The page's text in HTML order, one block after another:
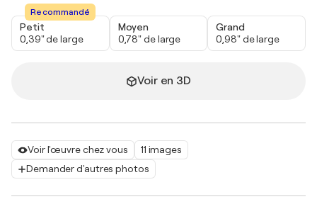
Voir l'œuvre chez vous
11 images
Demander d'autres photos
Recommandé
Petit
0,39" de large
Moyen
0,78" de large
Grand
0,98" de large
Voir en 3D